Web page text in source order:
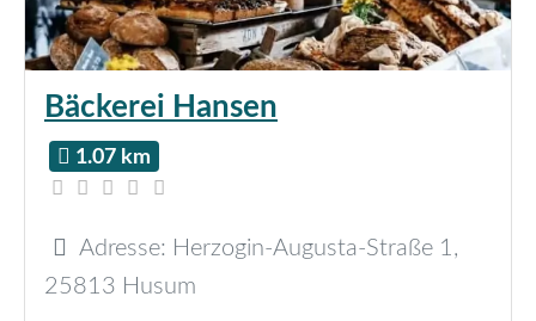
Bäckerei Hansen
1.07 km
Adresse: Herzogin-Augusta-Straße 1,
25813 Husum